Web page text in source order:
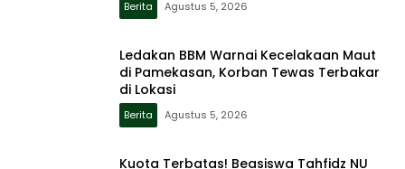
Berita Agustus 5, 2026
Ledakan BBM Warnai Kecelakaan Maut
di Pamekasan, Korban Tewas Terbakar
di Lokasi
Berita Agustus 5, 2026
Kuota Terbatas! Beasiswa Tahfidz NU